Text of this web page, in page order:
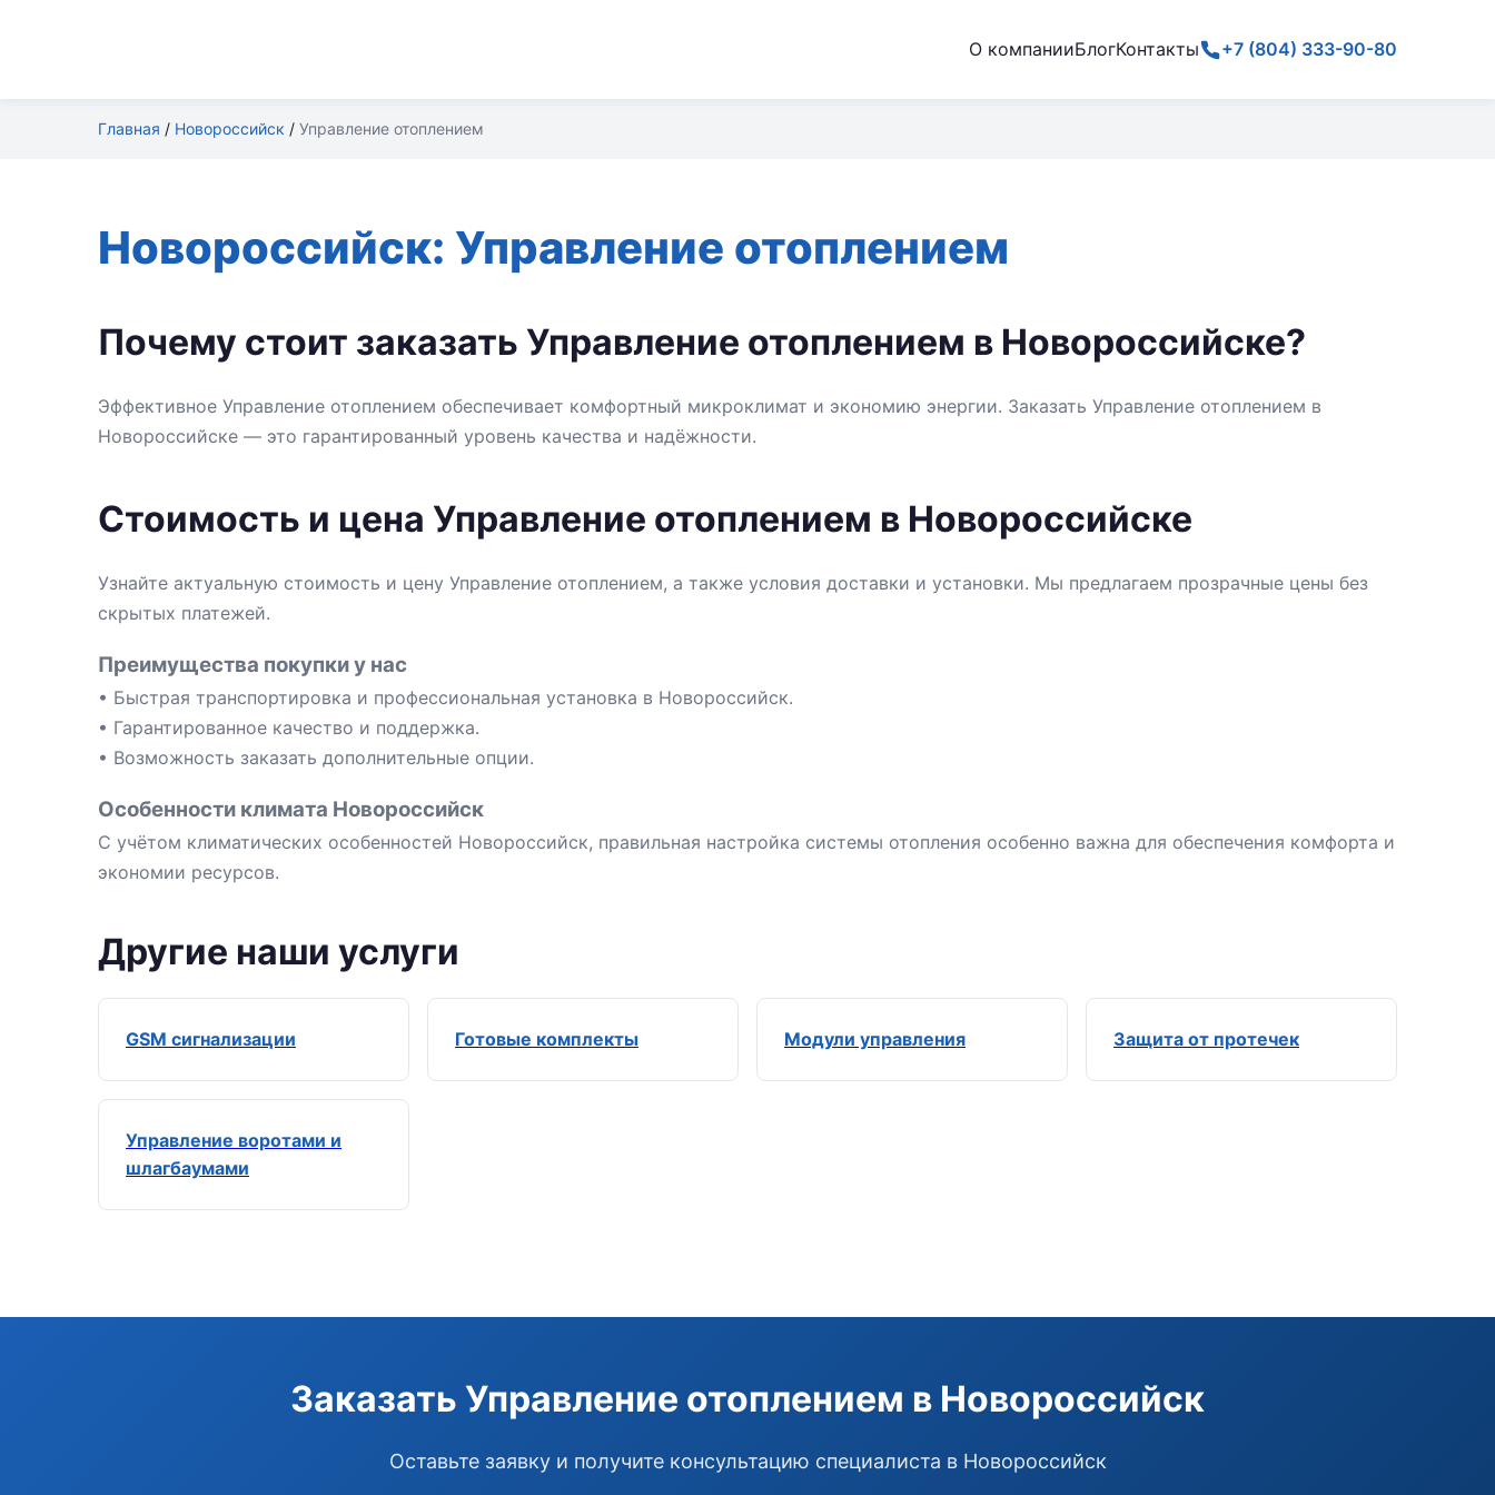
О компанииБлогКонтакты +7 (804) 333-90-80
Главная / Новороссийск / Управление отоплением
Новороссийск: Управление отоплением
Почему стоит заказать Управление отоплением в Новороссийске?
Эффективное Управление отоплением обеспечивает комфортный микроклимат и экономию энергии. Заказать Управление отоплением в
Новороссийске — это гарантированный уровень качества и надёжности.
Стоимость и цена Управление отоплением в Новороссийске
Узнайте актуальную стоимость и цену Управление отоплением, а также условия доставки и установки. Мы предлагаем прозрачные цены без
скрытых платежей.
Преимущества покупки у нас
• Быстрая транспортировка и профессиональная установка в Новороссийск.
• Гарантированное качество и поддержка.
• Возможность заказать дополнительные опции.
Особенности климата Новороссийск
С учётом климатических особенностей Новороссийск, правильная настройка системы отопления особенно важна для обеспечения комфорта и
экономии ресурсов.
Другие наши услуги
GSM сигнализации Готовые комплекты Модули управления Защита от протечек
Управление воротами и
шлагбаумами
Заказать Управление отоплением в Новороссийск
Оставьте заявку и получите консультацию специалиста в Новороссийск
Узнать цену и наличие